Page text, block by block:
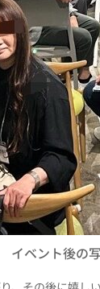
イベント後の